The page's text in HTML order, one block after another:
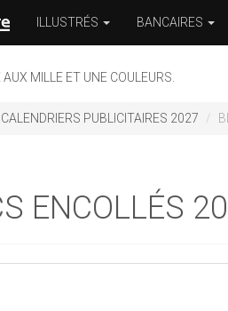
ILLUSTRÉS BANCAIRES
AUX MILLE ET UNE COULEURS.
CALENDRIERS PUBLICITAIRES 2027
ENCOLLÉS